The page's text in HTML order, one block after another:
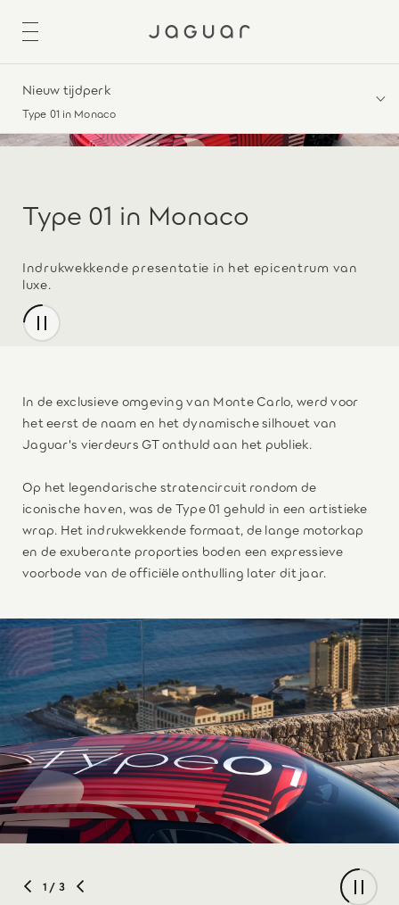
Nieuw tijdperk
Type 01 in Monaco
Type 01 in Monaco
Indrukwekkende presentatie in het epicentrum van
luxe.
In de exclusieve omgeving van Monte Carlo, werd voor
het eerst de naam en het dynamische silhouet van
Jaguar's vierdeurs GT onthuld aan het publiek.
Op het legendarische stratencircuit rondom de
iconische haven, was de Type 01 gehuld in een artistieke
wrap. Het indrukwekkende formaat, de lange motorkap
en de exuberante proporties boden een expressieve
voorbode van de officiële onthulling later dit jaar.
1 / 3